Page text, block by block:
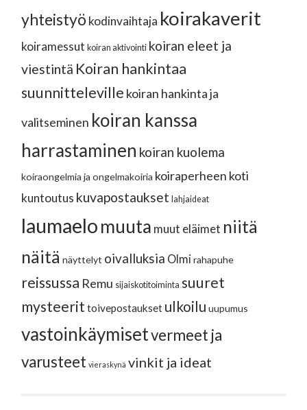
yhteistyö kodinvaihtaja koirakaverit
koiramessut koiran aktivointi koiran eleet ja
viestintä Koiran hankintaa
suunnitteleville koiran hankinta ja
valitseminen koiran kanssa
harrastaminen koiran kuolema
koiraongelmia ja ongelmakoiria koiraperheen koti
kuntoutus kuvapostaukset lahjaideat
laumaelomuuta muut eläimet niitä
näitä näyttelyt oivalluksia Olmi rahapuhe
reissussa Remu sijaiskotitoiminta suuret
mysteerit toivepostaukset ulkoilu uupumus
vastoinkäymisetvermeet ja
varusteet vieraskynä vinkit ja ideat